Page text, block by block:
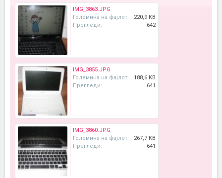
IMG_3863.JPG
Големина на фајлот:
220,9 KB
Прегледи:
642
IMG_3855.JPG
Големина на фајлот:
188,6 KB
Прегледи:
641
IMG_3860.JPG
Големина на фајлот:
267,7 KB
Прегледи:
641